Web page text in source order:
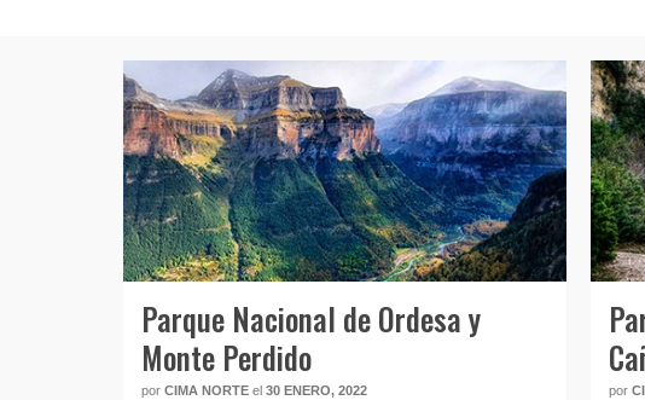
Parque Nacional de Ordesa y
Monte Perdido
por CIMA NORTE el 30 ENERO, 2022 por